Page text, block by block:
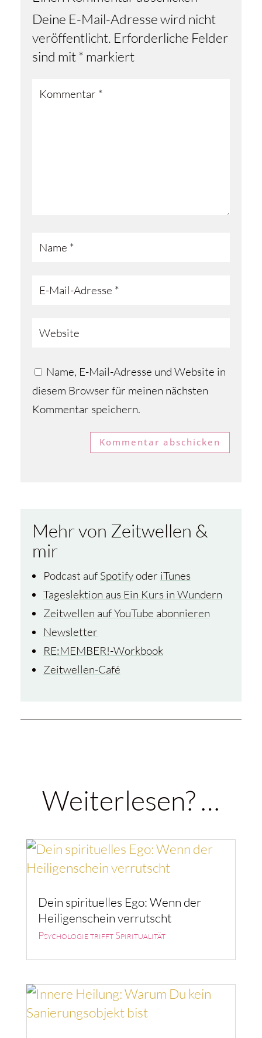
Deine E-Mail-Adresse wird nicht
veröffentlicht. Erforderliche Felder
sind mit* markiert
Name, E-Mail-Adresse und Website in
diesem Browser für meinen nächsten
Kommentar speichern.
Kommentar abschicken
Mehr von Zeitwellen &
mir
Podcast auf Spotifyoder iTunes
Tageslektion aus Ein Kurs in Wundern
Zeitwellen auf YouTube abonnieren
Newsletter
RE:MEMBER!-Workbook
Zeitwellen-Café
Weiterlesen? …
Dein spirituelles Ego: Wenn der
Heiligenschein verrutscht
Psychologie trifft Spiritualität